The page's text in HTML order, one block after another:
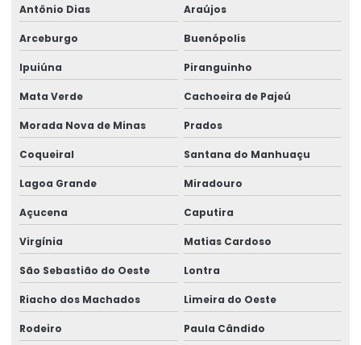
Antônio Dias Araújos
Arceburgo Buenópolis
Ipuiúna Piranguinho
Mata Verde Cachoeira de Pajeú
Morada Nova de Minas Prados
Coqueiral Santana do Manhuaçu
Lagoa Grande Miradouro
Açucena Caputira
Virgínia Matias Cardoso
São Sebastião do Oeste Lontra
Riacho dos Machados Limeira do Oeste
Rodeiro Paula Cândido